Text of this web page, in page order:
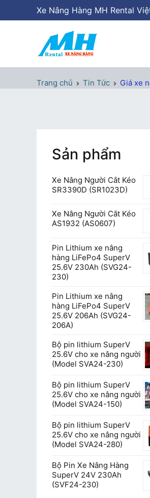
tới
Xe Nâng Hàng MH Rental
Trang chủ Tin Tức Giá xe
Sản phẩm
Xe Nâng Người Cắt Kéo
SR3390D (SR1023D)
Xe Nâng Người Cắt Kéo
AS1932 (AS0607)
Pin Lithium xe nâng
hàng LiFePo4 SuperV
25.6V 230Ah (SVG24-
230)
Pin Lithium xe nâng
hàng LiFePo4 SuperV
25.6V 206Ah (SVG24-
206A)
Bộ pin lithium SuperV
25.6V cho xe nâng người
(Model SVA24-230)
Bộ pin lithium SuperV
25.6V cho xe nâng người
(Model SVA24-150)
Bộ pin lithium SuperV
25.6V cho xe nâng người
(Model SVA24-280)
Bộ Pin Xe Nâng Hàng
SuperV 24V 230Ah
(SVF24-230)